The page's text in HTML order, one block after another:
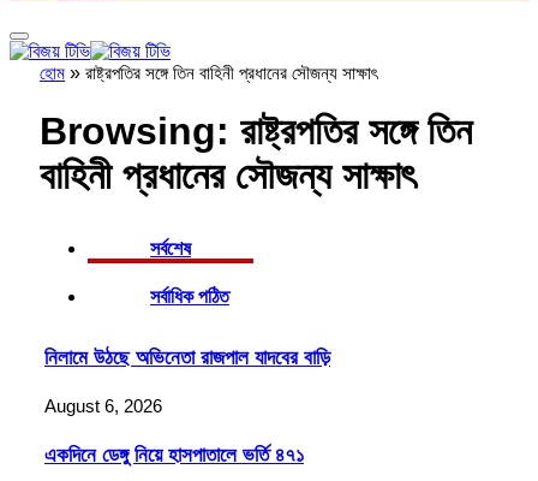
হোম » রাষ্ট্রপতির সঙ্গে তিন বাহিনী প্রধানের সৌজন্য সাক্ষাৎ
Browsing: রাষ্ট্রপতির সঙ্গে তিন
বাহিনী প্রধানের সৌজন্য সাক্ষাৎ
সর্বশেষ
সর্বাধিক পঠিত
নিলামে উঠছে অভিনেতা রাজপাল যাদবের বাড়ি
August 6, 2026
একদিনে ডেঙ্গু নিয়ে হাসপাতালে ভর্তি ৪৭১